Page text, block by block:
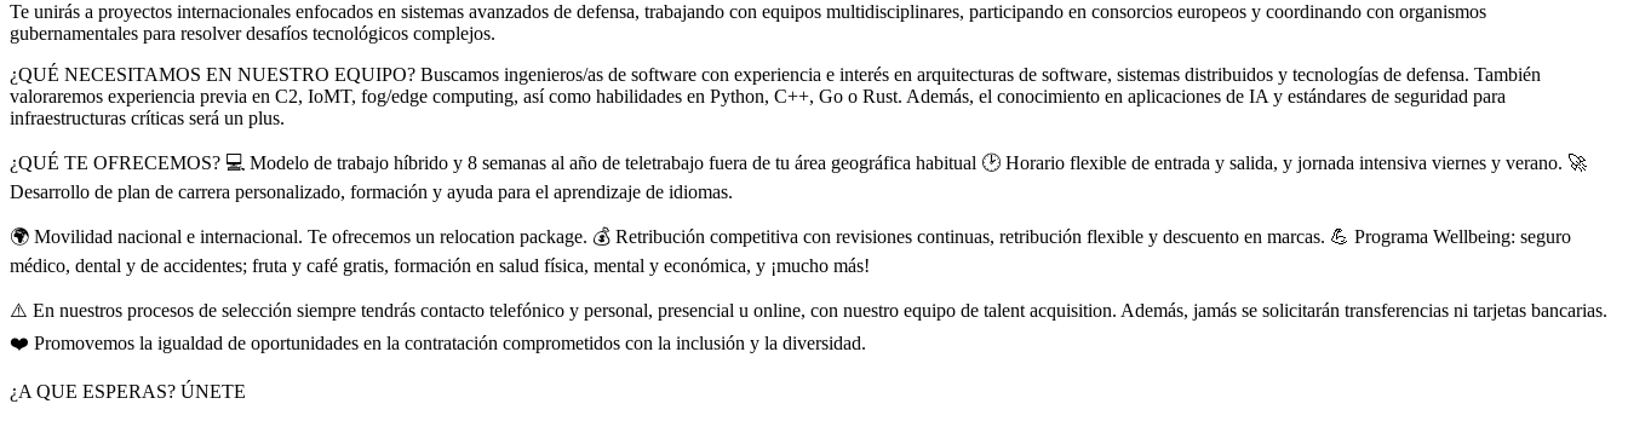
Te unirás a proyectos internacionales enfocados en sistemas avanzados de defensa, trabajando con equipos multidisciplinares, participando en consorcios europeos y coordinando con organismos
gubernamentales para resolver desafíos tecnológicos complejos.
¿QUÉ NECESITAMOS EN NUESTRO EQUIPO? Buscamos ingenieros/as de software con experiencia e interés en arquitecturas de software, sistemas distribuidos y tecnologías de defensa. También
valoraremos experiencia previa en C2, IoMT, fog/edge computing, así como habilidades en Python, C++, Go o Rust. Además, el conocimiento en aplicaciones de IA y estándares de seguridad para
infraestructuras críticas será un plus.
¿QUÉ TE OFRECEMOS? 💻 Modelo de trabajo híbrido y 8 semanas al año de teletrabajo fuera de tu área geográfica habitual 🕑 Horario flexible de entrada y salida, y jornada intensiva viernes y verano. 🚀
Desarrollo de plan de carrera personalizado, formación y ayuda para el aprendizaje de idiomas.
🌍 Movilidad nacional e internacional. Te ofrecemos un relocation package. 💰 Retribución competitiva con revisiones continuas, retribución flexible y descuento en marcas. 💪 Programa Wellbeing: seguro
médico, dental y de accidentes; fruta y café gratis, formación en salud física, mental y económica, y ¡mucho más!
⚠️ En nuestros procesos de selección siempre tendrás contacto telefónico y personal, presencial u online, con nuestro equipo de talent acquisition. Además, jamás se solicitarán transferencias ni tarjetas bancarias.
❤️ Promovemos la igualdad de oportunidades en la contratación comprometidos con la inclusión y la diversidad.
¿A QUE ESPERAS? ÚNETE